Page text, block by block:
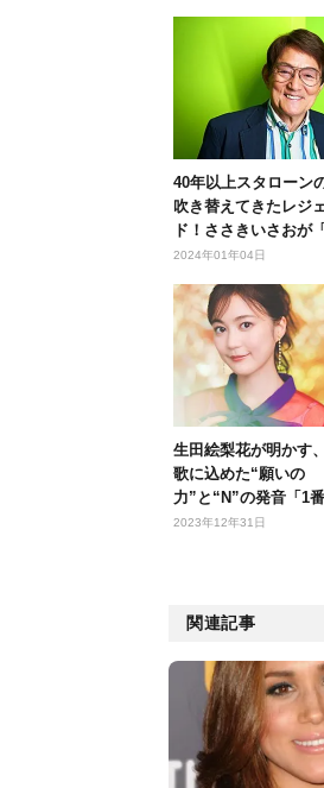
40年以上スタローン
吹き替えてきたレジ
ド！ささきいさおが
スペンダ...
2024年01年04日
生田絵梨花が明かす
歌に込めた“願いの
力”と“N”の発音「1
ビはまだ自...
2023年12年31日
関連記事